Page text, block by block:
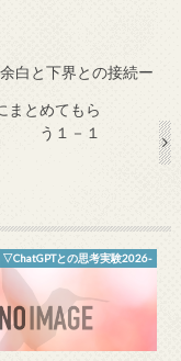
白と下界との接続ー
まとめてもら
う１－１
▽ChatGPTとの思考実験2026-